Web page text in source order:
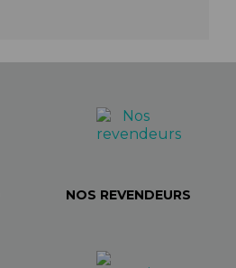
NOS REVENDEURS